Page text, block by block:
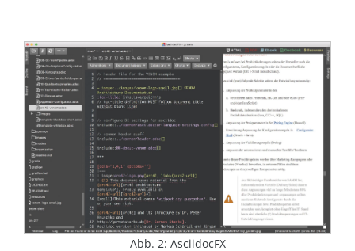
Abb. 2: AsciidocFX